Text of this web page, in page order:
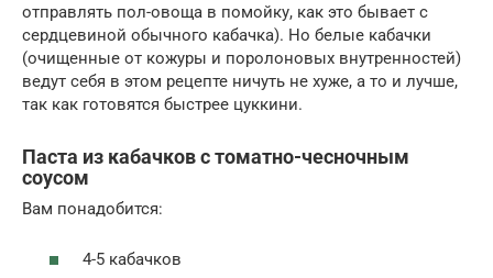
отправлять пол-овоща в помойку, как это бывает с
сердцевиной обычного кабачка). Но белые кабачки
(очищенные от кожуры и поролоновых внутренностей)
ведут себя в этом рецепте ничуть не хуже, а то и лучше,
так как готовятся быстрее цуккини.
Паста из кабачков с томатно-чесночным
соусом
Вам понадобится:
4-5 кабачков